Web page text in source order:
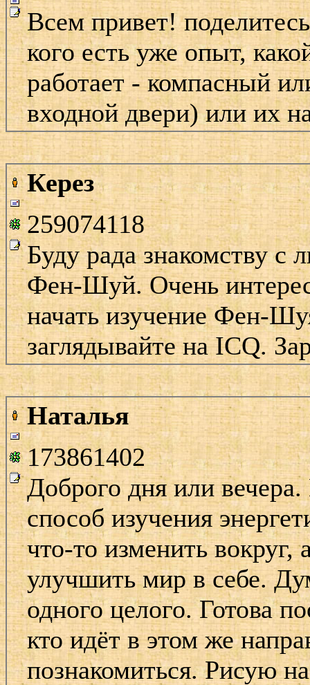
Всем привет!
кого есть уже опыт,
работает - компасный
входной двери) или их
Керез
259074118
Буду рада знакомству с
Фен-Шуй. Очень
начать изучение Фен-
заглядывайте на ICQ.
Наталья
173861402
Доброго дня или
способ изучения
что-то изменить вокруг,
улучшить мир в себе.
одного целого. Готова
кто идёт в этом же
познакомиться. Рисую